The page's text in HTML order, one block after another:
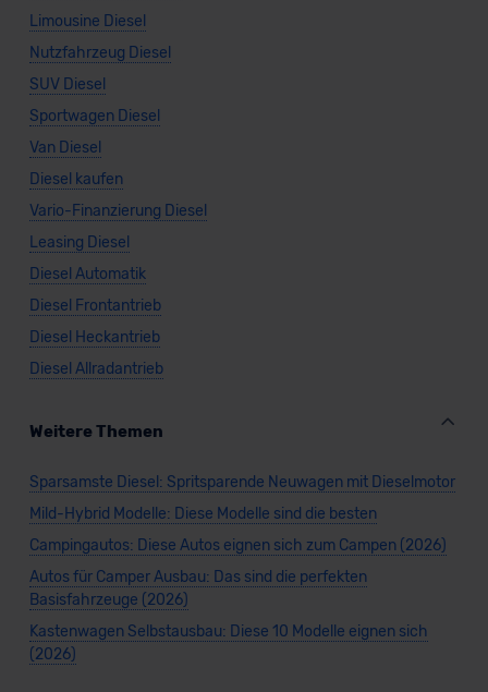
Limousine Diesel
Nutzfahrzeug Diesel
SUV Diesel
Sportwagen Diesel
Van Diesel
Diesel kaufen
Vario-Finanzierung Diesel
Leasing Diesel
Diesel Automatik
Diesel Frontantrieb
Diesel Heckantrieb
Diesel Allradantrieb
Weitere Themen
Sparsamste Diesel: Spritsparende Neuwagen mit Dieselmotor
Mild-Hybrid Modelle: Diese Modelle sind die besten
Campingautos: Diese Autos eignen sich zum Campen (2026)
Autos für Camper Ausbau: Das sind die perfekten
Basisfahrzeuge (2026)
Kastenwagen Selbstausbau: Diese 10 Modelle eignen sich
(2026)